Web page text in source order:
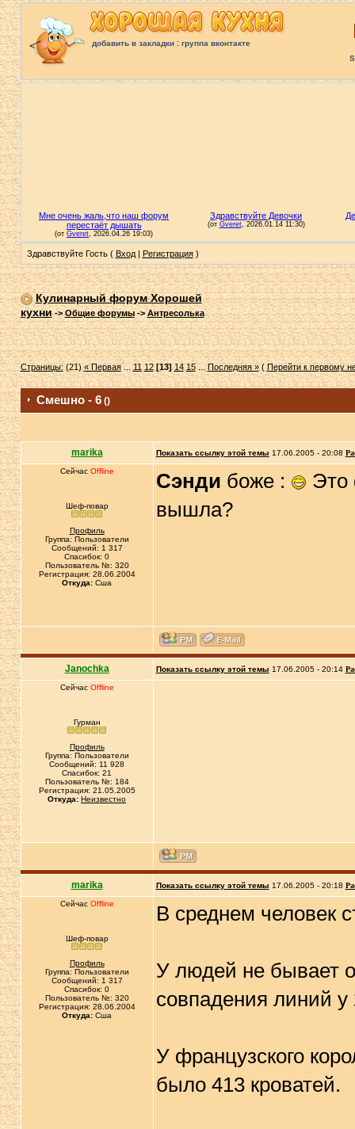
добавить в закладки: группа вконтакте
Здравствуйте Гость ( Вход| Регистрация)
Кулинарный форум Хорошей
кухни->Общие форумы-> Антресолька
Страницы:(21)« Первая...11 12 [13] 14 15...Последняя »( Перейти к первому
Смешно - 6()
marika Показать ссылку этой темы 17.06.2005 - 20:08
Сейчас Offline
Шеф-повар
Профиль
Группа: Пользователи
Сообщений: 1 317
Спасибок: 0
Пользователь №: 320
Регистрация: 28.06.2004
Откуда: Сша
Сэнди боже :
Это
вышла?
Janochka Показать ссылку этой темы 17.06.2005 - 20:14
Сейчас Offline
Гурман
Профиль
Группа: Пользователи
Сообщений: 11 928
Спасибок: 21
Пользователь №: 184
Регистрация: 21.05.2005
Откуда: Неизвестно
marika Показать ссылку этой темы 17.06.2005 - 20:18
Сейчас Offline
Шеф-повар
Профиль
Группа: Пользователи
Сообщений: 1 317
Спасибок: 0
Пользователь №: 320
Регистрация: 28.06.2004
Откуда: Сша
В среднем человек
У людей не бывает
совпадения линий
У французского
было 413 кроватей.